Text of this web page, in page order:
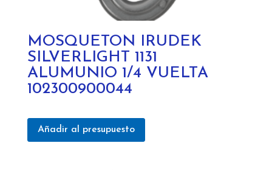
MOSQUETON IRUDEK
SILVERLIGHT 1131
ALUMUNIO 1/4 VUELTA
102300900044
Añadir al presupuesto